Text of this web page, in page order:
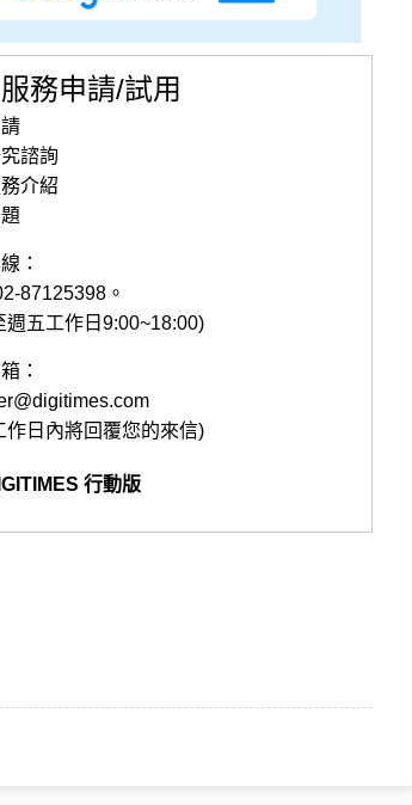
務申請/試用
諮詢
介紹
：
87125398。
週五工作日9:00~18:00)
：
作日內將回覆您的來信)
行動版